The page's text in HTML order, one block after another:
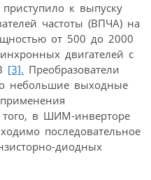
к выпуску
частоты (ВПЧА) на
от 500 до 2000
двигателей с
[3]. Преобразователи
небольшие выходные
в ШИМ-инверторе
последовательное
диодных